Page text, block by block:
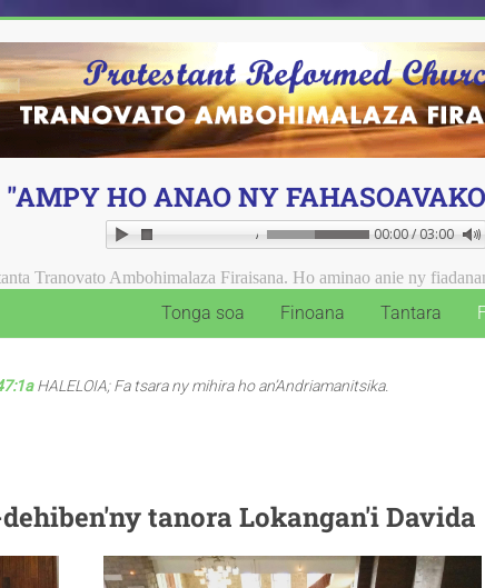
"AMPY HO ANAO NY
Ampy ho anay ny Fahasoavanao!
00:00 / 03:00
Ambohimalaza Firaisana. Ho aminao anie ny fiadanan'ny Tompo !
Tonga soa Finoana Tantara
HALELOIA; Fa tsara ny mihira ho an’Andriamanitsika.
tanora Lokangan'i Davida